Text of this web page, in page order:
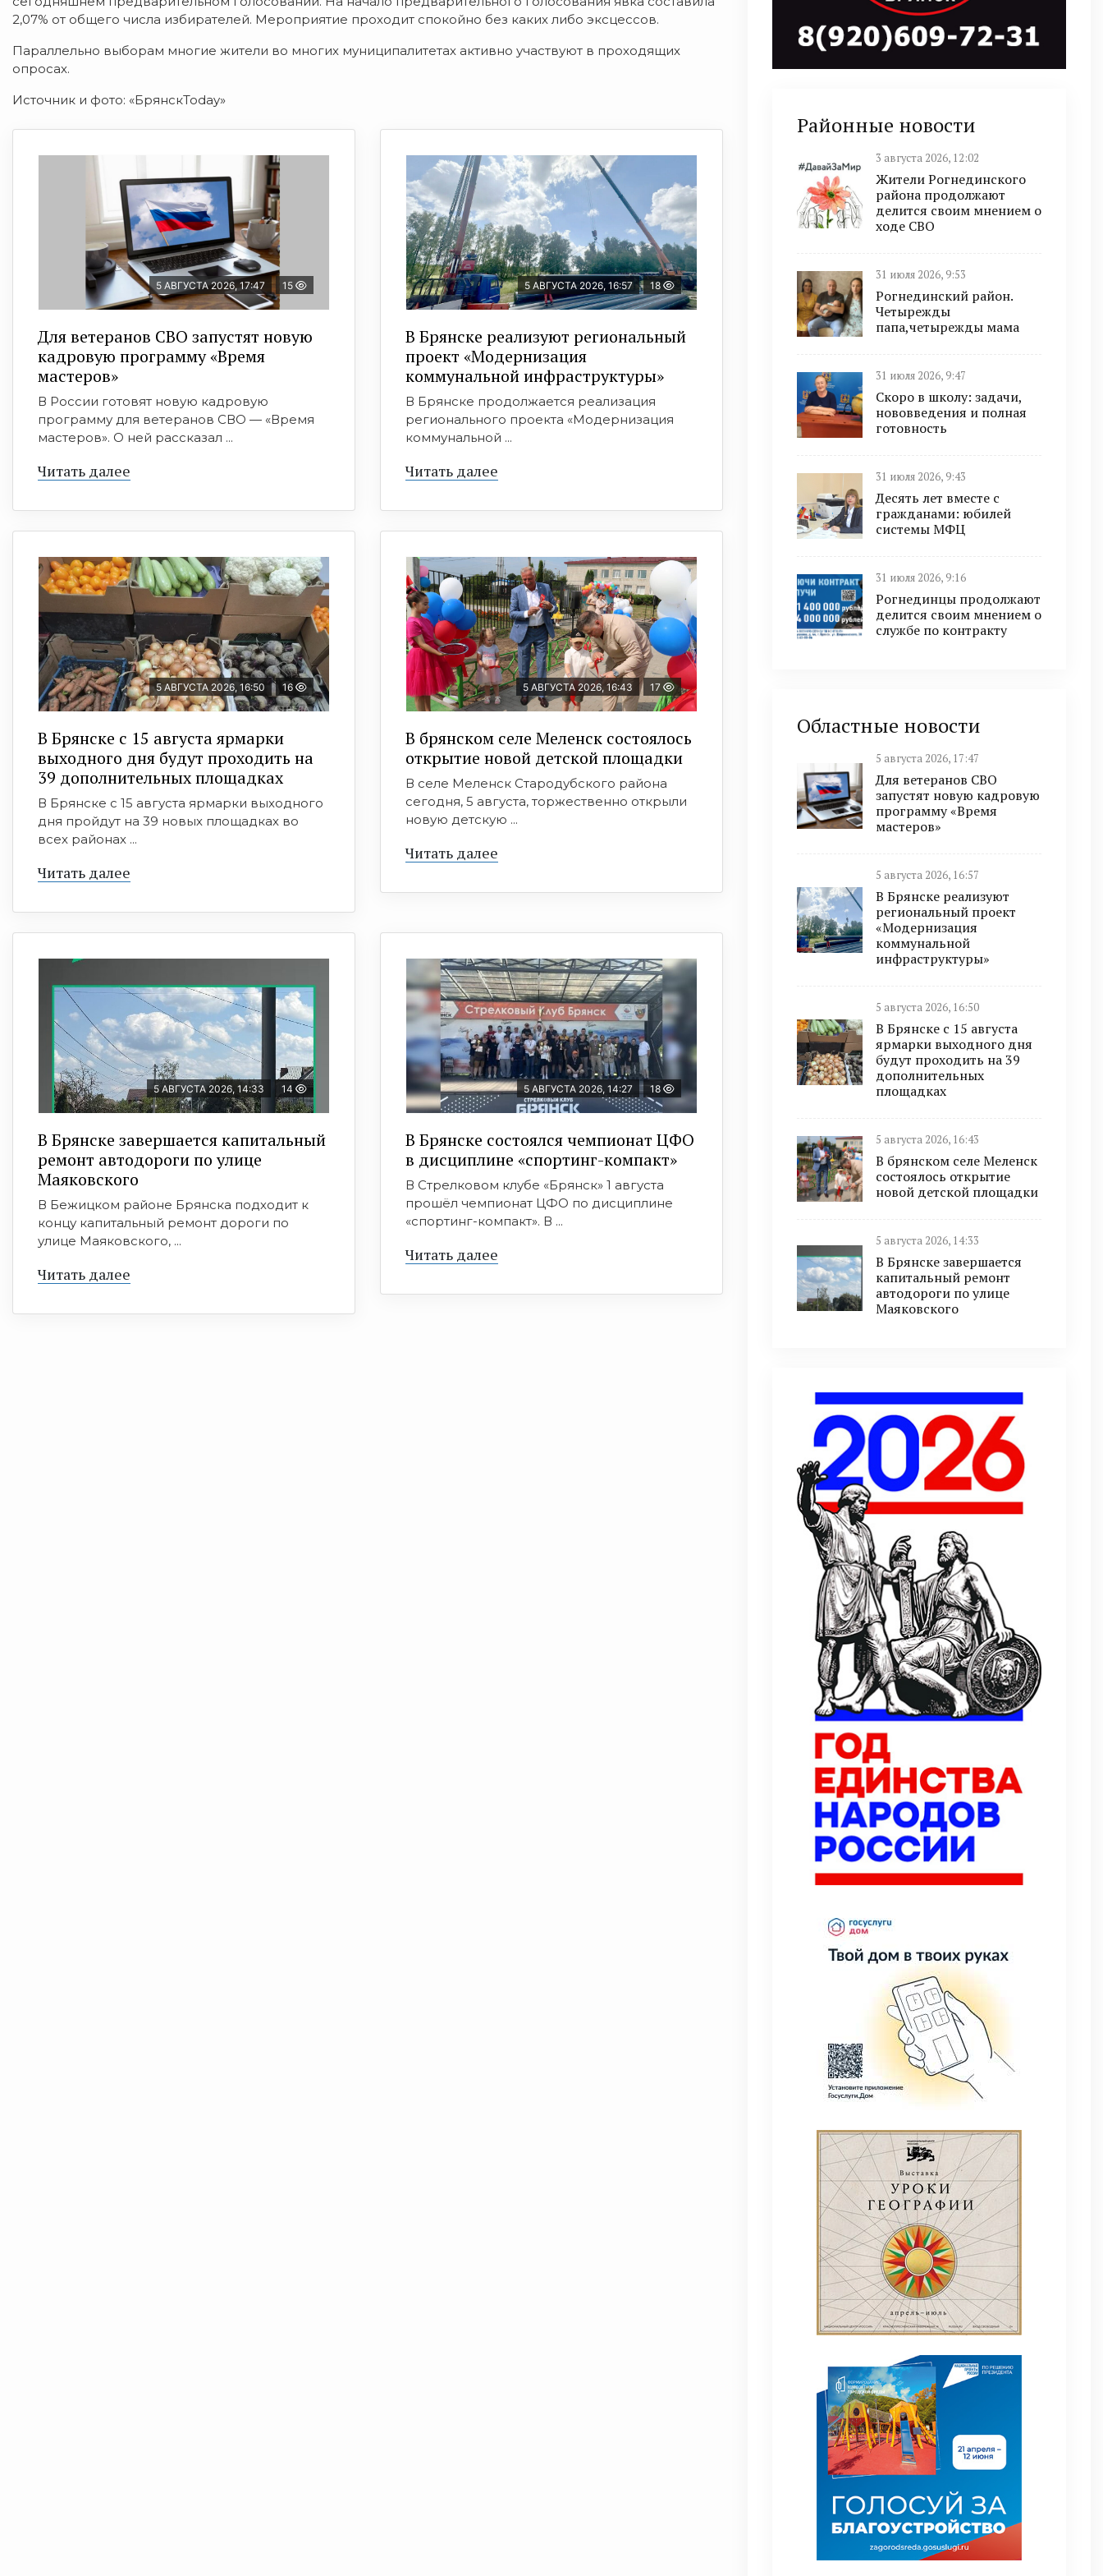
2,07% от общего числа избирателей. Мероприятие проходит спокойно без каких либо эксцессов.
Параллельно выборам многие жители во многих муниципалитетах активно участвуют в проходящих
опросах.
Источник и фото: «БрянскToday»
5 АВГУСТА 2026, 17:47 15
Для ветеранов СВО запустят новую
кадровую программу «Время
мастеров»
В России готовят новую кадровую
программу для ветеранов СВО — «Время
мастеров». О ней рассказал ...
Читать далее
5 АВГУСТА 2026, 16:57 18
В Брянске реализуют региональный
проект «Модернизация
коммунальной инфраструктуры»
В Брянске продолжается реализация
регионального проекта «Модернизация
коммунальной ...
Читать далее
5 АВГУСТА 2026, 16:50 16
В Брянске с 15 августа ярмарки
выходного дня будут проходить на
39 дополнительных площадках
В Брянске с 15 августа ярмарки выходного
дня пройдут на 39 новых площадках во
всех районах ...
Читать далее
5 АВГУСТА 2026, 16:43 17
В брянском селе Меленск состоялось
открытие новой детской площадки
В селе Меленск Стародубского района
сегодня, 5 августа, торжественно открыли
новую детскую ...
Читать далее
5 АВГУСТА 2026, 14:33 14
В Брянске завершается капитальный
ремонт автодороги по улице
Маяковского
В Бежицком районе Брянска подходит к
концу капитальный ремонт дороги по
улице Маяковского, ...
Читать далее
5 АВГУСТА 2026, 14:27 18
В Брянске состоялся чемпионат ЦФО
в дисциплине «спортинг-компакт»
В Стрелковом клубе «Брянск» 1 августа
прошёл чемпионат ЦФО по дисциплине
«спортинг-компакт». В ...
Читать далее
Районные новости
3 августа 2026, 12:02
Жители Рогнединского
района продолжают
делится своим мнением о
ходе СВО
31 июля 2026, 9:53
Рогнединский район.
Четырежды
папа,четырежды мама
31 июля 2026, 9:47
Скоро в школу: задачи,
нововведения и полная
готовность
31 июля 2026, 9:43
Десять лет вместе с
гражданами: юбилей
системы МФЦ
31 июля 2026, 9:16
Рогнединцы продолжают
делится своим мнением о
службе по контракту
Областные новости
5 августа 2026, 17:47
Для ветеранов СВО
запустят новую кадровую
программу «Время
мастеров»
5 августа 2026, 16:57
В Брянске реализуют
региональный проект
«Модернизация
коммунальной
инфраструктуры»
5 августа 2026, 16:50
В Брянске с 15 августа
ярмарки выходного дня
будут проходить на 39
дополнительных
площадках
5 августа 2026, 16:43
В брянском селе Меленск
состоялось открытие
новой детской площадки
5 августа 2026, 14:33
В Брянске завершается
капитальный ремонт
автодороги по улице
Маяковского